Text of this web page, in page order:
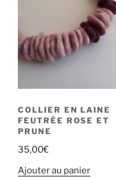
COLLIER EN LAINE
FEUTRÉE ROSE ET
PRUNE
35,00€
Ajouter au panier